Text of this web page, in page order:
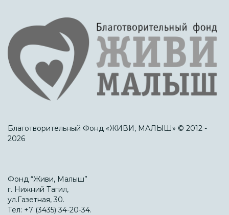
Благотворительный Фонд «ЖИВИ, МАЛЫШ» © 2012 -
2026
Фонд “Живи, Малыш”
г. Нижний Тагил,
ул.Газетная, 30.
Тел: +7 (3435) 34-20-34.